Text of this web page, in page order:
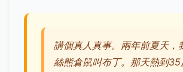
講個真人真事。兩年前夏天，
絲熊倉鼠叫布丁。那天熱到